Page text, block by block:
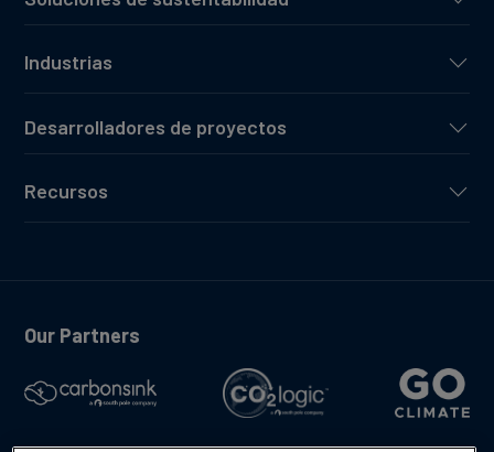
Industrias
Desarrolladores de proyectos
Recursos
Our Partners